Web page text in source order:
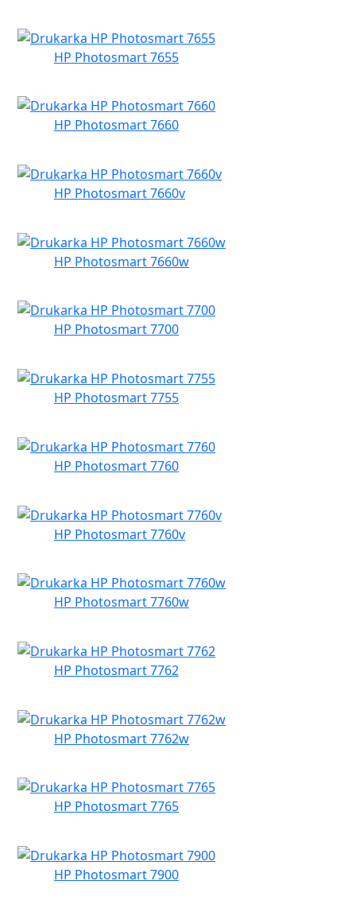
HP Photosmart 7655
HP Photosmart 7660
HP Photosmart 7660v
HP Photosmart 7660w
HP Photosmart 7700
HP Photosmart 7755
HP Photosmart 7760
HP Photosmart 7760v
HP Photosmart 7760w
HP Photosmart 7762
HP Photosmart 7762w
HP Photosmart 7765
HP Photosmart 7900